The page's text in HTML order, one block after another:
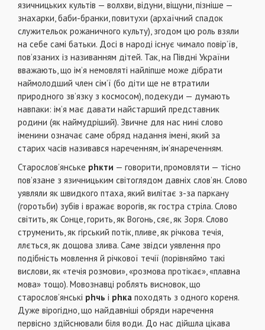
язичницьких культів — волхви, відуни, віщуни, пізніше —
знахарки, баби-бранки, повитухи (архаїчний спадок
служительок рожаничного культу), згодом цю роль взяли
на себе самі батьки. Досі в народі існує чимало повір’їв,
пов’язаних із називанням дітей. Так, на Півдні України
вважають, що ім’я немовляті найліпше може дібрати
наймолодший член сім’ї (бо діти ще не втратили
природного зв’язку з космосом), подекуди — думають
навпаки: ім’я має давати найстарший представник
родини (як наймудріший). Звичне для нас нині слово
іменини означає саме обряд надання імені, який за
старих часів називався нареченням, ім’янареченням.
Старослов’янське рhкти — говорити, промовляти — тісно
пов’язане з язичницьким світоглядом давніх слов’ян. Слово
уявляли як швидкого птаха, який вилітає з-за паркану
(горотьби) зубів і вражає ворогів, як гостра стріла. Слово
світить, як Сонце, горить, як Вогонь, сяє, як Зоря. Слово
струменить, як гірський потік, пливе, як річкова течія,
ллється, як дощова злива. Саме звідси уявлення про
подібність мовлення й річкової течії (порівняймо такі
вислови, як «течія розмови», «розмова протікає», «плавна
мова» тощо). Мовознавці роблять висновок, що
старослов’янські рhчь і рhка походять з одного кореня.
Дуже вірогідно, що найдавніші обряди наречення
первісно здійснювали біля води. До нас дійшла цікава